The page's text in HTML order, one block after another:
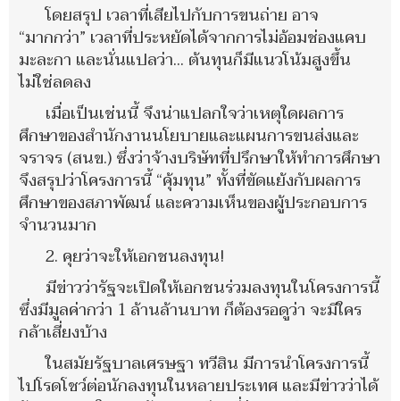
โดยสรุป เวลาที่เสียไปกับการขนถ่าย อาจ
“มากกว่า” เวลาที่ประหยัดได้จากการไม่อ้อมช่องแคบ
มะละกา และนั่นแปลว่า... ต้นทุนก็มีแนวโน้มสูงขึ้น
ไม่ใช่ลดลง
เมื่อเป็นเช่นนี้ จึงน่าแปลกใจว่าเหตุใดผลการ
ศึกษาของสำนักงานนโยบายและแผนการขนส่งและ
จราจร (สนข.) ซึ่งว่าจ้างบริษัทที่ปรึกษาให้ทำการศึกษา
จึงสรุปว่าโครงการนี้ “คุ้มทุน” ทั้งที่ขัดแย้งกับผลการ
ศึกษาของสภาพัฒน์ และความเห็นของผู้ประกอบการ
จำนวนมาก
2. คุยว่าจะให้เอกชนลงทุน!
มีข่าวว่ารัฐจะเปิดให้เอกชนร่วมลงทุนในโครงการนี้
ซึ่งมีมูลค่ากว่า 1 ล้านล้านบาท ก็ต้องรอดูว่า จะมีใคร
กล้าเสี่ยงบ้าง
ในสมัยรัฐบาลเศรษฐา ทวีสิน มีการนำโครงการนี้
ไปโรดโชว์ต่อนักลงทุนในหลายประเทศ และมีข่าวว่าได้